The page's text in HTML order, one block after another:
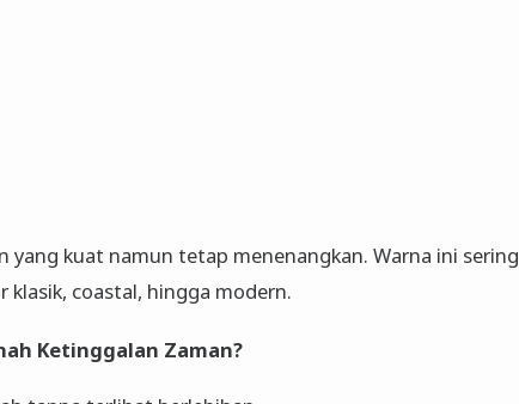
yang kuat namun tetap menenangkan. Warna ini sering
coastal, hingga modern.
Ketinggalan Zaman?